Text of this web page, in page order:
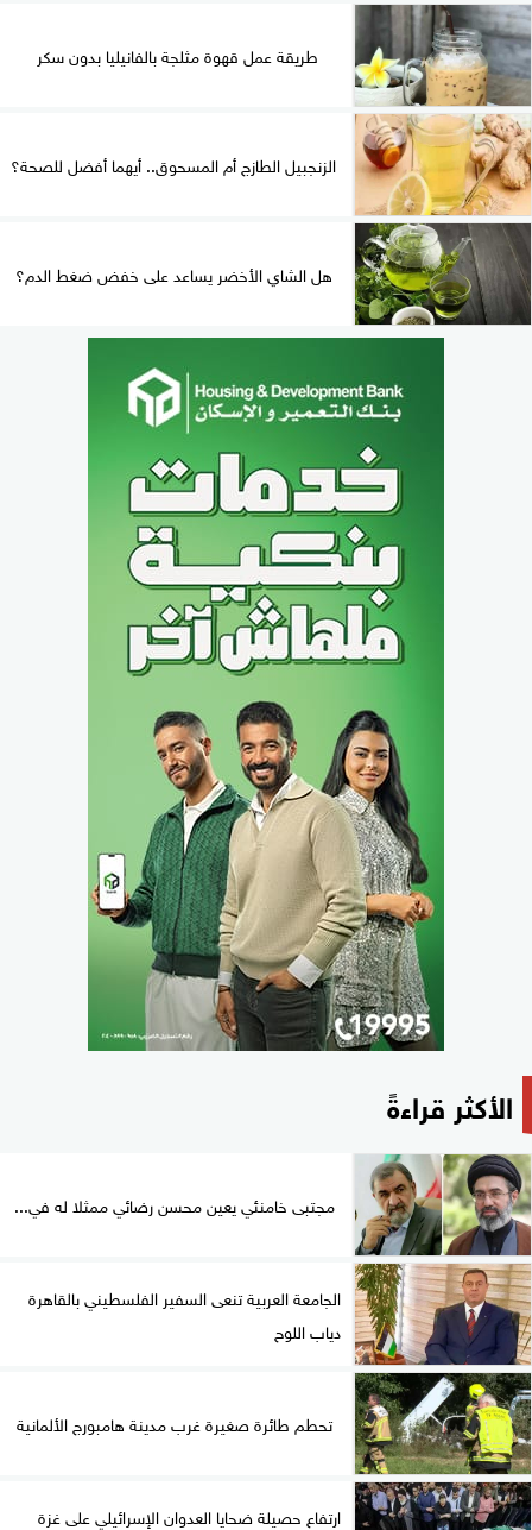
طريقة عمل قهوة مثلجة بالفانيليا بدون سكر
الزنجبيل الطازج أم المسحوق.. أيهما أفضل للصحة؟
هل الشاي الأخضر يساعد على خفض ضغط الدم؟
الأكثر قراءةً
مجتبى خامنئي يعين محسن رضائي ممثلا له في...
الجامعة العربية تنعى السفير الفلسطيني بالقاهرة
دياب اللوح
تحطم طائرة صغيرة غرب مدينة هامبورج الألمانية
ارتفاع حصيلة ضحايا العدوان الإسرائيلي على غزة